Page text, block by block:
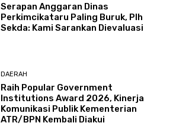
Serapan Anggaran Dinas
Perkimcikataru Paling Buruk, Plh
Sekda: Kami Sarankan Dievaluasi
DAERAH
Raih Popular Government
Institutions Award 2026, Kinerja
Komunikasi Publik Kementerian
ATR/BPN Kembali Diakui